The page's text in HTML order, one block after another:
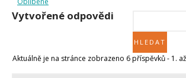
Videa
Koupit
Vytvořené odpovědi
Aktuálně je na stránce zobrazeno 6 příspěvků - 1.